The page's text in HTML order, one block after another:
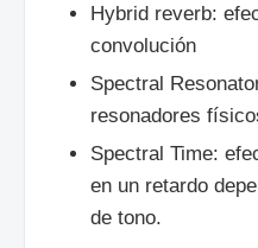
Hybrid reverb:
convolución
Spectral
resonadores
Spectral Time:
en un retardo
de tono.